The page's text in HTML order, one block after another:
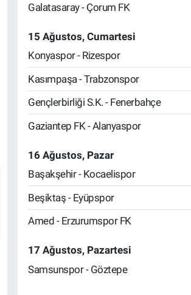
Galatasaray - Çorum FK
15 Ağustos, Cumartesi
Konyaspor - Rizespor
Kasımpaşa - Trabzonspor
Gençlerbirliği S.K. - Fenerbahçe
Gaziantep FK - Alanyaspor
16 Ağustos, Pazar
Başakşehir - Kocaelispor
Beşiktaş - Eyüpspor
Amed - Erzurumspor FK
17 Ağustos, Pazartesi
Samsunspor - Göztepe